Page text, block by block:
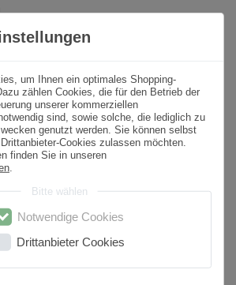
-St.
Nein
Wohnbereich, Küche, Badezimmer, Flur,
& Wand
um Ihnen ein optimales Shopping-
zählen Cookies, die für den Betrieb der
unserer kommerziellen
sind, sowie solche, die lediglich zu
genutzt werden. Sie können selbst
Cookies zulassen möchten.
finden Sie in unseren
Bitte wählen
Notwendige Cookies
Drittanbieter Cookies